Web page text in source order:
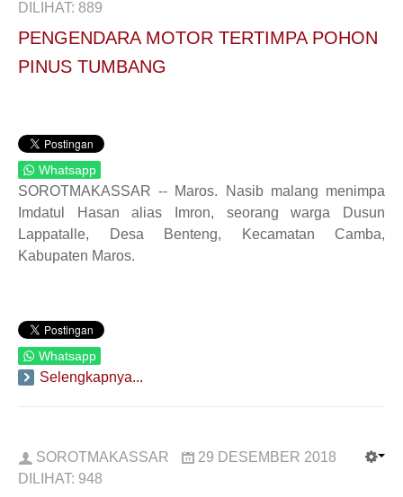
DILIHAT: 889
PENGENDARA MOTOR TERTIMPA POHON
PINUS TUMBANG
Whatsapp
SOROTMAKASSAR -- Maros. Nasib malang menimpa
Imdatul Hasan alias Imron, seorang warga Dusun
Lappatalle, Desa Benteng, Kecamatan Camba,
Kabupaten Maros.
Whatsapp
Selengkapnya...
SOROTMAKASSAR
29 DESEMBER 2018
DILIHAT: 948